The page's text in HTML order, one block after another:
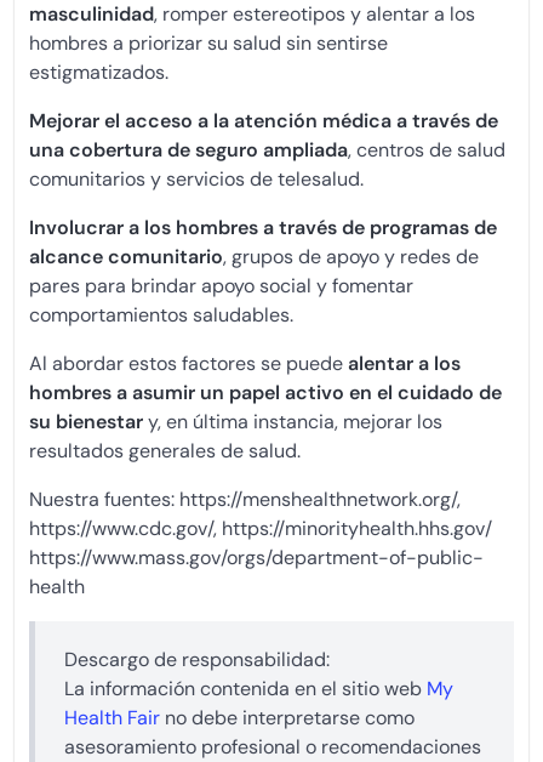
masculinidad, romper estereotipos y alentar a los
hombres a priorizar su salud sin sentirse
estigmatizados.
Mejorar el acceso a la atención médica a través de
una cobertura de seguro ampliada, centros de salud
comunitarios y servicios de telesalud.
Involucrar a los hombres a través de programas de
alcance comunitario, grupos de apoyo y redes de
pares para brindar apoyo social y fomentar
comportamientos saludables.
Al abordar estos factores se puedealentar a los
hombres a asumir un papel activo en el cuidado de
su bienestary, en última instancia, mejorar los
resultados generales de salud.
Nuestra fuentes: https://menshealthnetwork.org/,
https://www.cdc.gov/, https://minorityhealth.hhs.gov/
https://www.mass.gov/orgs/department-of-public-
health
Descargo de responsabilidad:
La información contenida en el sitio web My
Health Fair no debe interpretarse como
asesoramiento profesional o recomendaciones